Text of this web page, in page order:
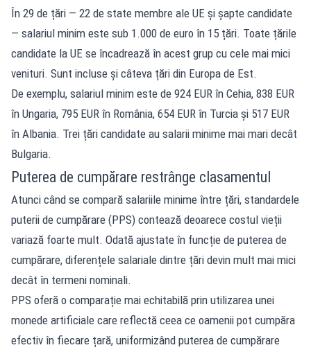
În 29 de țări — 22 de state membre ale UE și șapte candidate
— salariul minim este sub 1.000 de euro în 15 țări. Toate țările
candidate la UE se încadrează în acest grup cu cele mai mici
venituri. Sunt incluse și câteva țări din Europa de Est.
De exemplu, salariul minim este de 924 EUR în Cehia, 838 EUR
în Ungaria, 795 EUR în România, 654 EUR în Turcia și 517 EUR
în Albania. Trei țări candidate au salarii minime mai mari decât
Bulgaria.
Puterea de cumpărare restrânge clasamentul
Atunci când se compară salariile minime între țări, standardele
puterii de cumpărare (PPS) contează deoarece costul vieții
variază foarte mult. Odată ajustate în funcție de puterea de
cumpărare, diferențele salariale dintre țări devin mult mai mici
decât în ​​termeni nominali.
PPS oferă o comparație mai echitabilă prin utilizarea unei
monede artificiale care reflectă ceea ce oamenii pot cumpăra
efectiv în fiecare țară, uniformizând puterea de cumpărare